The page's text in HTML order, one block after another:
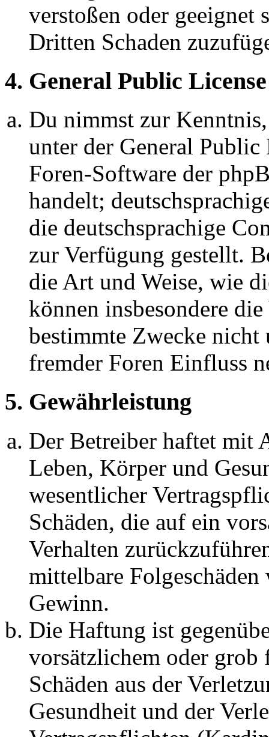
verstoßen oder geeignet
Dritten Schaden
4. General Public License
Du nimmst zur
unter der General
Foren-Software der
handelt;
die deutschsprachige
zur Verfügung gestellt.
die Art und Weise, wie
können insbesondere
bestimmte Zwecke nicht
fremder Foren Einfluss
5. Gewährleistung
Der Betreiber haftet mit
Leben, Körper und
wesentlicher
Schäden, die auf ein
Verhalten
mittelbare Folgeschäden
Gewinn.
Die Haftung ist
vorsätzlichem oder grob
Schäden aus der
Gesundheit und der